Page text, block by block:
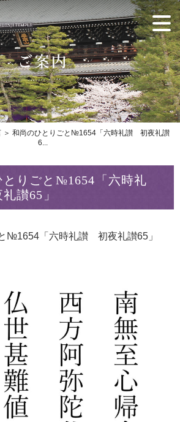
＞ 和尚のひとりごと№1654「六時礼讃 初夜礼讃
6...
とりごと№1654「六時礼
讃65」
№1654「六時礼讃 初夜礼讃65」